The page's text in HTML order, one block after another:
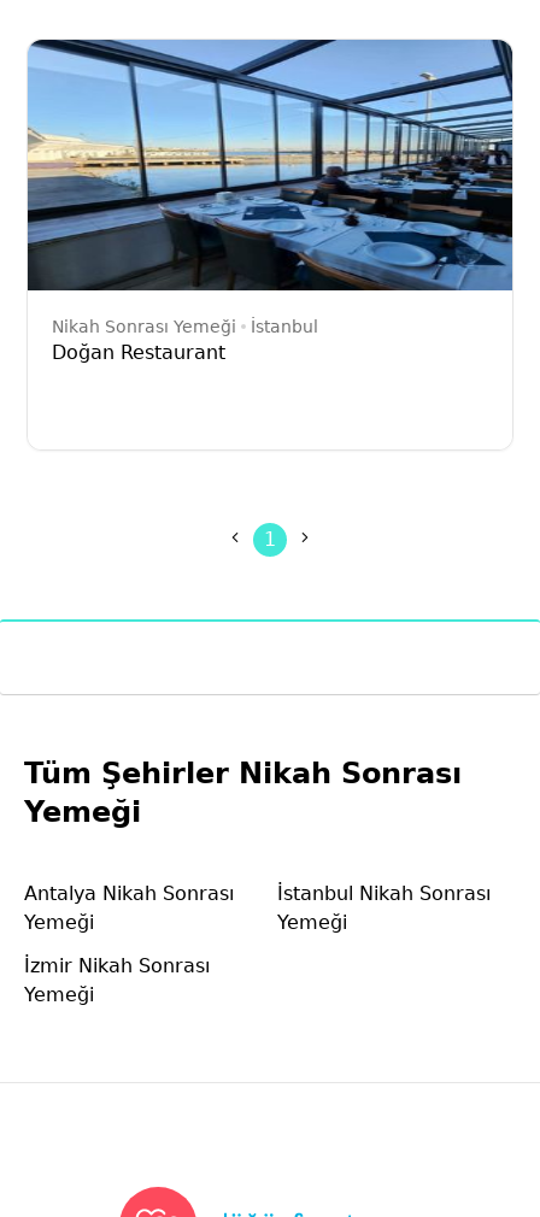
Nikah Sonrası Yemeği İstanbul
Doğan Restaurant
1
Tüm Şehirler Nikah Sonrası
Yemeği
Antalya Nikah Sonrası
Yemeği
İstanbul Nikah Sonrası
Yemeği
İzmir Nikah Sonrası
Yemeği